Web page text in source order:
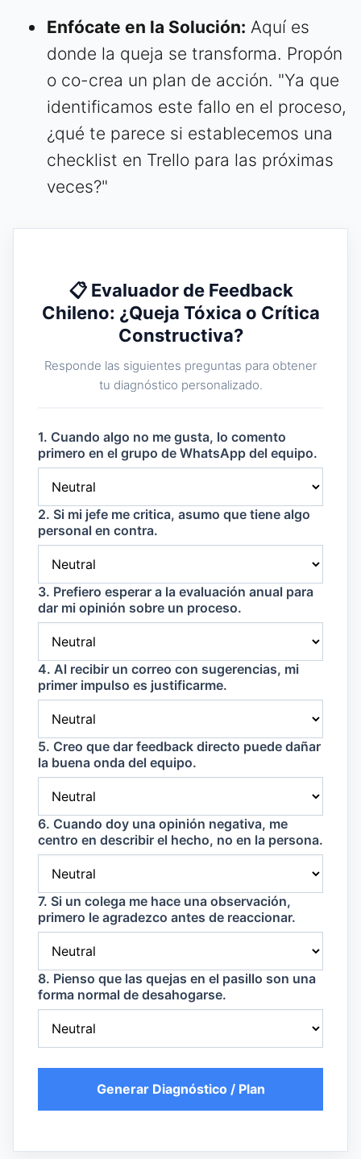
Enfócate en la Solución: Aquí es
donde la queja se transforma. Propón
o co-crea un plan de acción. "Ya que
identificamos este fallo en el proceso,
¿qué te parece si establecemos una
checklist en Trello para las próximas
veces?"
📋 Evaluador de Feedback
Chileno: ¿Queja Tóxica o Crítica
Constructiva?
Responde las siguientes preguntas para obtener
tu diagnóstico personalizado.
1. Cuando algo no me gusta, lo comento
primero en el grupo de WhatsApp del equipo.
2. Si mi jefe me critica, asumo que tiene algo
personal en contra.
3. Prefiero esperar a la evaluación anual para
dar mi opinión sobre un proceso.
4. Al recibir un correo con sugerencias, mi
primer impulso es justificarme.
5. Creo que dar feedback directo puede dañar
la buena onda del equipo.
6. Cuando doy una opinión negativa, me
centro en describir el hecho, no en la persona.
7. Si un colega me hace una observación,
primero le agradezco antes de reaccionar.
8. Pienso que las quejas en el pasillo son una
forma normal de desahogarse.
Generar Diagnóstico / Plan